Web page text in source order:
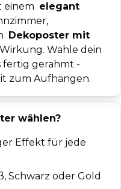
einem elegant
Dekoposter mit
Wähle dein
fertig gerahmt -
zum Aufhängen.
wählen?
Effekt für jede
Schwarz oder Gold